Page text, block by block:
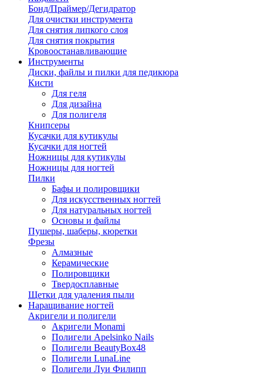
Бонд/Праймер/Дегидратор
Для очистки инструмента
Для снятия липкого слоя
Для снятия покрытия
Кровоостанавливающие
Инструменты
Диски, файлы и пилки для педикюра
Кисти
Для геля
Для дизайна
Для полигеля
Книпсеры
Кусачки для кутикулы
Кусачки для ногтей
Ножницы для кутикулы
Ножницы для ногтей
Пилки
Бафы и полировщики
Для искусственных ногтей
Для натуральных ногтей
Основы и файлы
Пушеры, шаберы, кюретки
Фрезы
Алмазные
Керамические
Полировщики
Твердосплавные
Щетки для удаления пыли
Наращивание ногтей
Акригели и полигели
Акригели Monami
Полигели Apelsinko Nails
Полигели BeautyBox48
Полигели LunaLine
Полигели Луи Филипп